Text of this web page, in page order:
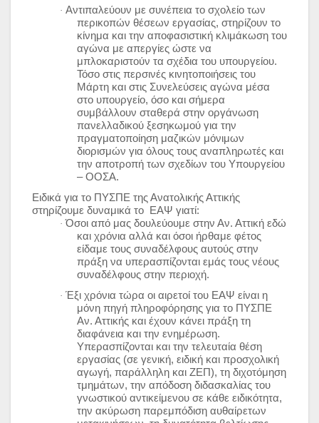
· Αντιπαλεύουν με συνέπεια το σχολείο των
περικοπών θέσεων εργασίας, στηρίζουν το
κίνημα και την αποφασιστική κλιμάκωση του
αγώνα με απεργίες ώστε να
μπλοκαριστούν τα σχέδια του υπουργείου.
Τόσο στις περσινές κινητοποιήσεις του
Μάρτη και στις Συνελεύσεις αγώνα μέσα
στο υπουργείο, όσο και σήμερα
συμβάλλουν σταθερά στην οργάνωση
πανελλαδικού ξεσηκωμού για την
πραγματοποίηση μαζικών μόνιμων
διορισμών για όλους τους αναπληρωτές και
την αποτροπή των σχεδίων του Υπουργείου
– ΟΟΣΑ.
Ειδικά για το ΠΥΣΠΕ της Ανατολικής Αττικής
στηρίζουμε δυναμικά το ΕΑΨ γιατί:
· Όσοι από μας δουλεύουμε στην Αν. Αττική εδώ
και χρόνια αλλά και όσοι ήρθαμε φέτος
είδαμε τους συναδέλφους αυτούς στην
πράξη να υπερασπίζονται εμάς τους νέους
συναδέλφους στην περιοχή.
· Έξι χρόνια τώρα οι αιρετοί του ΕΑΨ είναι η
μόνη πηγή πληροφόρησης για το ΠΥΣΠΕ
Αν. Αττικής και έχουν κάνει πράξη τη
διαφάνεια και την ενημέρωση.
Υπερασπίζονται και την τελευταία θέση
εργασίας (σε γενική, ειδική και προσχολική
αγωγή, παράλληλη και ΖΕΠ), τη διχοτόμηση
τμημάτων, την απόδοση διδασκαλίας του
γνωστικού αντικείμενου σε κάθε ειδικότητα,
την ακύρωση παρεμπόδιση αυθαίρετων